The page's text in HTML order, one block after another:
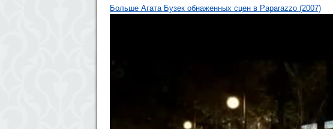
Больше Агата Бузек обнаженных сцен в Paparazzo (2007)